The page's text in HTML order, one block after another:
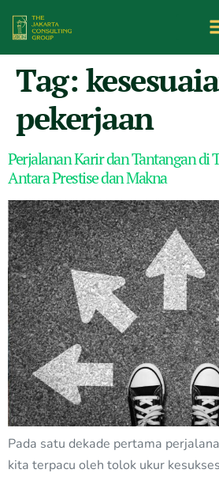
Tag:
pekerjaan
Perjalanan Karir dan Tantangan di
Antara Prestise dan Makna
Pada satu dekade pertama
kita terpacu oleh tolok ukur